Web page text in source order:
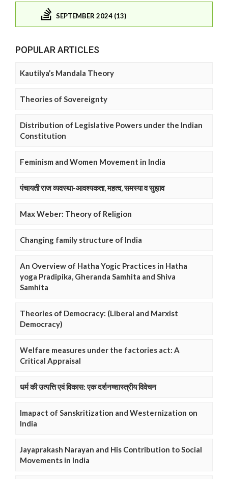
SEPTEMBER 2024 (13)
POPULAR ARTICLES
Kautilya’s Mandala Theory
Theories of Sovereignty
Distribution of Legislative Powers under the Indian
Constitution
Feminism and Women Movement in India
पंचायती राज व्यवस्था-आवश्यकता, महत्व, समस्या व सुझाव
Max Weber: Theory of Religion
Changing family structure of India
An Overview of Hatha Yogic Practices in Hatha
yoga Pradipika, Gheranda Samhita and Shiva
Samhita
Theories of Democracy: (Liberal and Marxist
Democracy)
Welfare measures under the factories act: A
Critical Appraisal
धर्म की उत्पत्ति एवं विकास: एक दर्शनष्शास्त्रीय विवेचन
Imapact of Sanskritization and Westernization on
India
Jayaprakash Narayan and His Contribution to Social
Movements in India